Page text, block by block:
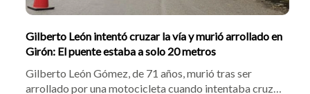
Gilberto León intentó cruzar la vía y murió arrollado en
Girón: El puente estaba a solo 20 metros
Gilberto León Gómez, de 71 años, murió tras ser
arrollado por una motocicleta cuando intentaba cruzar